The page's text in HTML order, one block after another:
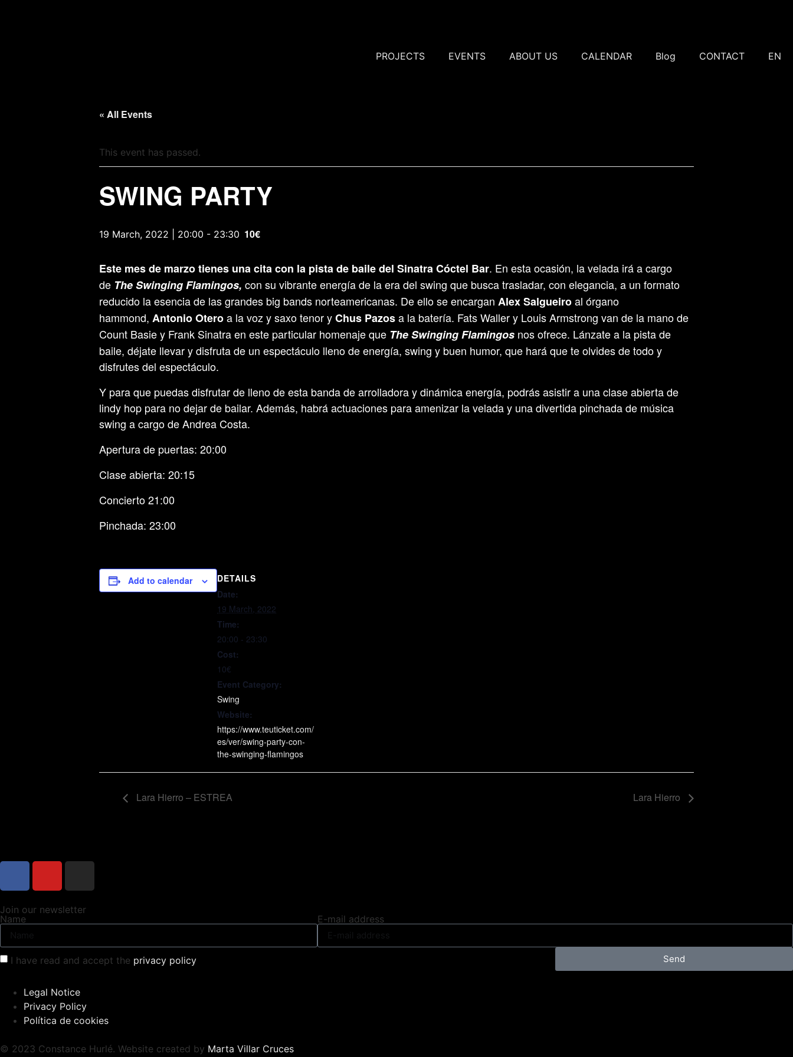
PROJECTS EVENTS ABOUT US CALENDAR Blog CONTACT EN
« All Events
This event has passed.
SWING PARTY
19 March, 2022 | 20:00 - 23:30 10€
Este mes de marzo tienes una cita con la pista de baile del Sinatra Cóctel Bar. En esta ocasión, la velada irá a cargo
de The Swinging Flamingos, con su vibrante energía de la era del swing que busca trasladar, con elegancia, a un formato
reducido la esencia de las grandes big bands norteamericanas. De ello se encargan Alex Salgueiroal órgano
hammond, Antonio Oteroa la voz y saxo tenor yChus Pazosa la batería. Fats Waller y Louis Armstrong van de la mano de
Count Basie y Frank Sinatra en este particular homenaje que The Swinging Flamingos nos ofrece. Lánzate a la pista de
baile, déjate llevar y disfruta de un espectáculo lleno de energía, swing y buen humor, que hará que te olvides de todo y
disfrutes del espectáculo.
Y para que puedas disfrutar de lleno de esta banda de arrolladora y dinámica energía, podrás asistir a una clase abierta de
lindy hop para no dejar de bailar. Además, habrá actuaciones para amenizar la velada y una divertida pinchada de música
swing a cargo de Andrea Costa.
Apertura de puertas: 20:00
Clase abierta: 20:15
Concierto 21:00
Pinchada: 23:00
Add to calendar
DETAILS
Date:
19 March, 2022
Time:
20:00 - 23:30
Cost:
10€
Event Category:
Swing
Website:
https://www.teuticket.com/
es/ver/swing-party-con-
the-swinging-flamingos
Lara Hierro – ESTREA Lara Hierro
Join our newsletter
Name
E-mail address
I have read and accept the privacy policy Send
Legal Notice
Privacy Policy
Política de cookies
© 2023 Constance Hurlé. Website created by Marta Villar Cruces